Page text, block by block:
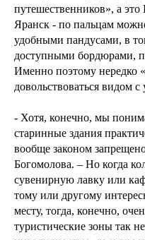
путешественников», а
Яранск - по пальцам
удобными пандусами, в
доступными бордюрами,
Именно поэтому нередко
довольствоваться видом
- Хотя, конечно, мы
старинные здания
вообще законом
Богомолова. – Но когда
сувенирную лавку или
тому или другому
месту, тогда, конечно,
туристические зоны так